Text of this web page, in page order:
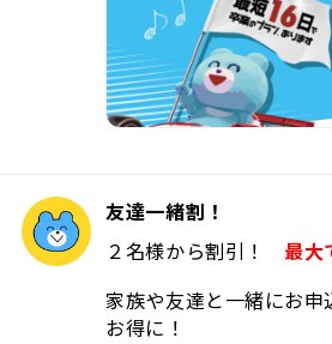
友達一緒割！
２名様から割引！ 最大
家族や友達と一緒にお
お得に！